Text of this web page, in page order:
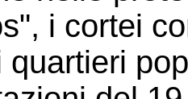
i cortei
quartieri